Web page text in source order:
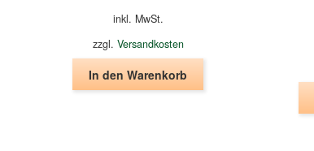
inkl. MwSt.
zzgl. Versandkosten
In den Warenkorb